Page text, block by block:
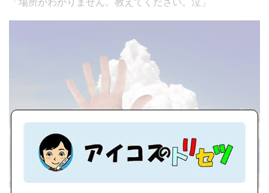
「場所がわかりません。教えてください。泣」